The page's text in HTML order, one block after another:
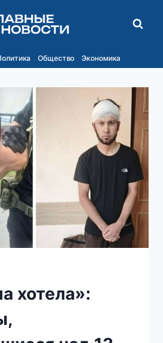
Общество Экономика
хотела»: